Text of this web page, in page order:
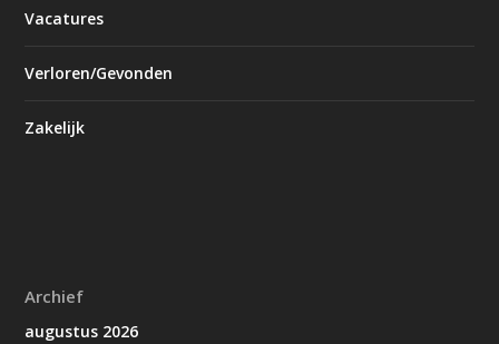
Vacatures
Verloren/Gevonden
Zakelijk
Archief
augustus 2026